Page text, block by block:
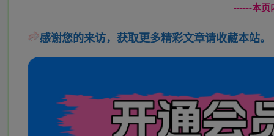
------本页
感谢您的来访，获取更多精彩文章请收藏本站。